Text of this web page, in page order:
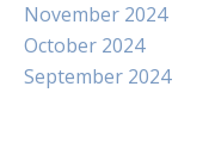
November 2024
October 2024
September 2024